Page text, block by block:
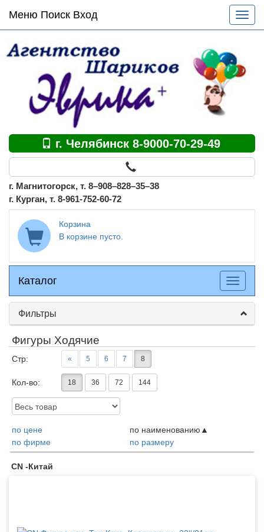
Основное
меню
по
Меню Поиск Вход
меню
г. Челябинск 8-9000-70-29-49
г. Магнитогорск, т. 8–908–828–35–38
г. Курган, т. 8-961-752-60-72
Корзина
В корзине пусто.
Каталог
Каталог
меню
Фильтры
Фигуры Ходячие
Стр: « 5 6 7 8
Кол-во: 18 36 72 144
Доступность:
по цене
по наименованию
по фирме
по размеру
Товары
CN -Китай